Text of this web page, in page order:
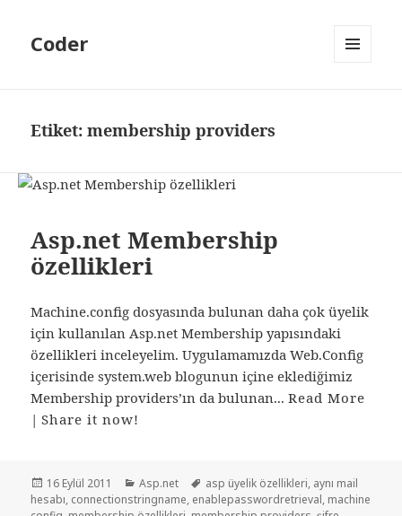
Coder
Etiket:membership providers
Asp.net Membership
özellikleri
Machine.config dosyasında bulunan daha çok üyelik
için kullanılan Asp.net Membership yapısındaki
özellikleri inceleyelim. Uygulamamızda Web.Config
içerisinde system.web blogunun içine eklediğimiz
Membership providers’ın da bulunan...Read More
|Share it now!
Yayın
tarihi
16 Eylül 2011 Kategoriler
Asp.net Etiketler
asp üyelik özellikleri, aynı mail
hesabı, connectionstringname, enablepasswordretrieval, machine